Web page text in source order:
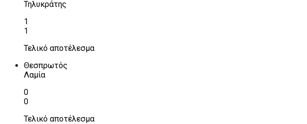
Τηλυκράτης
1
1
Τελικό αποτέλεσμα
Θεσπρωτός
Λαμία
0
0
Τελικό αποτέλεσμα